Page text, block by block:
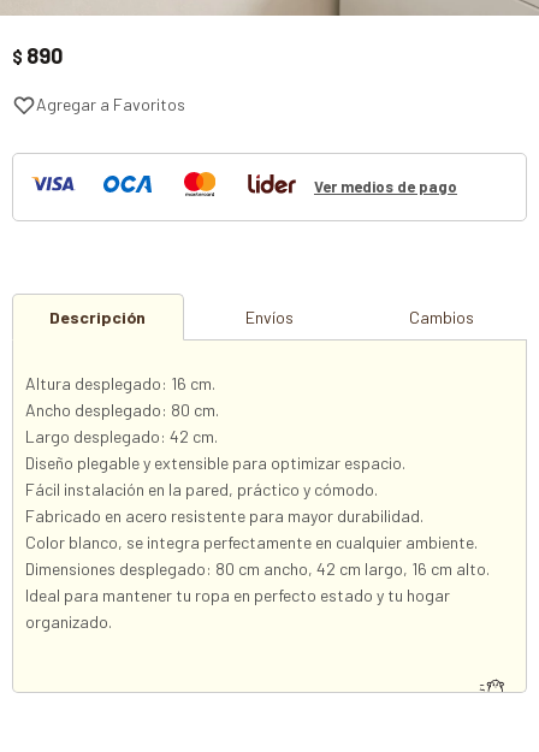
$ 890
Ver medios de pago
Descripción Envíos Cambios
Altura desplegado: 16 cm.
Ancho desplegado: 80 cm.
Largo desplegado: 42 cm.
Diseño plegable y extensible para optimizar espacio.
Fácil instalación en la pared, práctico y cómodo.
Fabricado en acero resistente para mayor durabilidad.
Color blanco, se integra perfectamente en cualquier ambiente.
Dimensiones desplegado: 80 cm ancho, 42 cm largo, 16 cm alto.
Ideal para mantener tu ropa en perfecto estado y tu hogar
organizado.